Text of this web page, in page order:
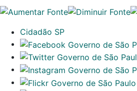
Cidadão SP